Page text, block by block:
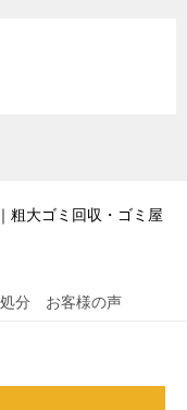
粗大ゴミ回収・ゴミ屋
処分 お客様の声